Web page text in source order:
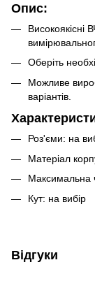
Опис:
Високоякісні
Оберіть
Можливе
варіантів.
Роз'єми: на
Матеріал
Максимальна
Кут: на вибір
Відгуки